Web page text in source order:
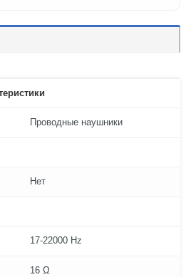
Проводные наушники
Нет
17-22000 Hz
16 Ω